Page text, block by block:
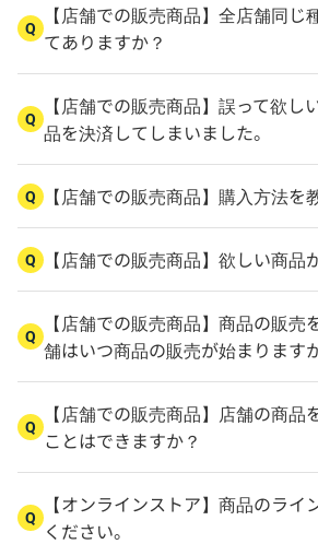
Q
【店舗での販売商品】全店舗同じ
てありますか？
Q
【店舗での販売商品】誤って欲し
品を決済してしまいました。
Q 【店舗での販売商品】購入方法を
Q 【店舗での販売商品】欲しい商品
Q
【店舗での販売商品】商品の販売
舗はいつ商品の販売が始まります
Q
【店舗での販売商品】店舗の商品
ことはできますか？
Q
【オンラインストア】商品のライ
ください。